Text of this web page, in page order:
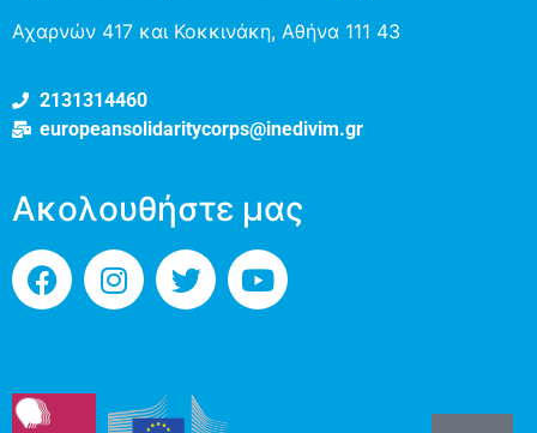
Αχαρνών 417 και Κοκκινάκη, Αθήνα 111 43
2131314460
europeansolidaritycorps@inedivim.gr
Ακολουθήστε μας